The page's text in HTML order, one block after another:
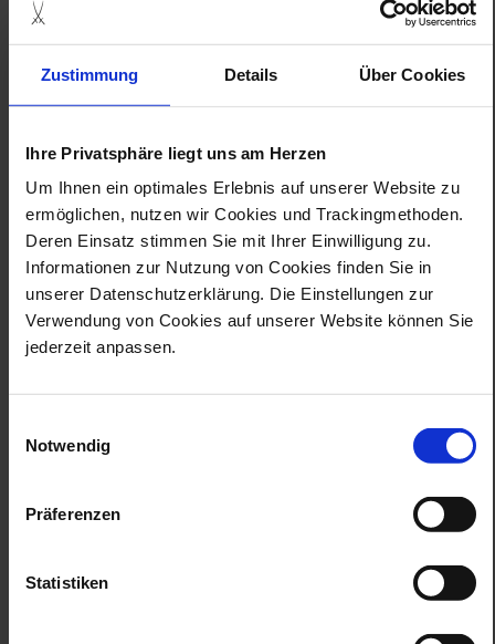
Zustimmung Details Über Cookies
Ihre Privatsphäre liegt uns am Herzen
Um Ihnen ein optimales Erlebnis auf unserer Website zu
ermöglichen, nutzen wir Cookies und Trackingmethoden.
Deren Einsatz stimmen Sie mit Ihrer Einwilligung zu.
Informationen zur Nutzung von Cookies finden Sie in
unserer Datenschutzerklärung. Die Einstellungen zur
Verwendung von Cookies auf unserer Website können Sie
jederzeit anpassen.
Notwendig
Präferenzen
Statistiken
特別な贅沢体験 ― エクストラ・スペシャ
マイセンで、あなたのあらゆるご要望を叶える、完全オーダーメイ
ドのVIPツアーをご用意いたします。専用リムジンで「ハウス・オ
ブ・マイセン」へとご案内し、白い金と称される磁器の製作工程
を、五感すべてでご体験いただけます。
製造現場では、熟練の職人やデザイナー、美術史家との交流を通し
て、マイセン磁器の真髄に触れていただけます。磁器の原料を手に
取り、絵付け工房に立ち込めるテレピン油の香りを感じながら、驚
さい。
この特別な一日には、マイセンならではの特別なロケーション巡り
に加え、グルメなひとときもご用意。シェフがあなたのためだけに
ツアーの締めくくりには、マイセンのアルブレヒツブルク城や、モ
ーリッツブルク狩猟城を巡る王族の足跡をたどる旅へ、あるいは近